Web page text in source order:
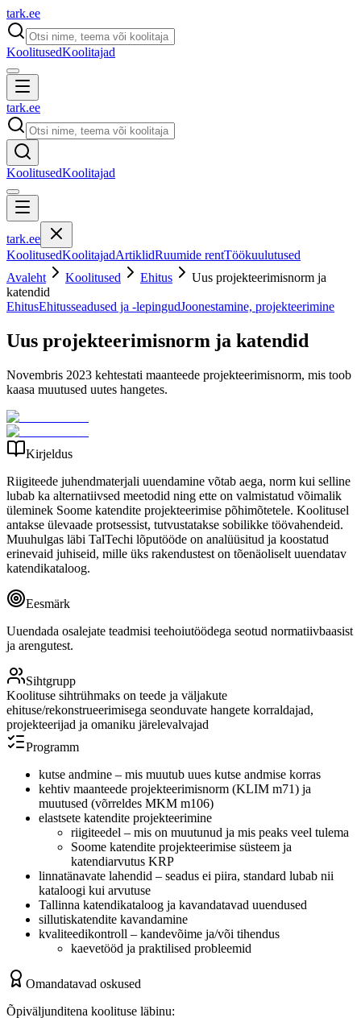
tark.ee
KoolitusedKoolitajad
tark.ee
KoolitusedKoolitajad
tark.ee
KoolitusedKoolitajadArtiklidRuumide rentTöökuulutused
Avaleht
Koolitused Ehitus
Uus projekteerimisnorm ja
katendid
EhitusEhitusseadused ja -lepingudJoonestamine, projekteerimine
Uus projekteerimisnorm ja katendid
Novembris 2023 kehtestati maanteede projekteerimisnorm, mis toob
kaasa muutused uutes hangetes.
Kirjeldus
Riigiteede juhendmaterjali uuendamine võtab aega, norm kui selline
lubab ka alternatiivsed meetodid ning ette on valmistatud võimalik
üleminek Soome katendite projekteerimise põhimõtetele. Koolitusel
antakse ülevaade protsessist, tutvustatakse sobilikke töövahendeid.
Muuhulgas läbi TalTechi lõputööde on analüüsitud ja koostatud
erinevaid juhiseid, mille üks rakendustest on tõenäoliselt uuendatav
katendikataloog.
Eesmärk
Uuendada osalejate teadmisi teehoiutöödega seotud normatiivbaasist
ja arengutest.
Sihtgrupp
Koolituse sihtrühmaks on teede ja väljakute
ehituse/rekonstrueerimisega seonduvate hangete korraldajad,
projekteerijad ja omaniku järelevalvajad
Programm
kutse andmine – mis muutub uues kutse andmise korras
kehtiv maanteede projekteerimisnorm (KLIM m71) ja
muutused (võrreldes MKM m106)
elastsete katendite projekteerimine
riigiteedel – mis on muutunud ja mis peaks veel tulema
Soome katendite projekteerimise süsteem ja
katendiarvutus KRP
linnatänavate lahendid – seadus ei piira, standard lubab nii
kataloogi kui arvutuse
Tallinna katendikataloog ja kavandatavad uuendused
sillutiskatendite kavandamine
kvaliteedikontroll – kandevõime ja/või tihendus
kaevetööd ja praktilised probleemid
Omandatavad oskused
Õpiväljunditena koolituse läbinu: